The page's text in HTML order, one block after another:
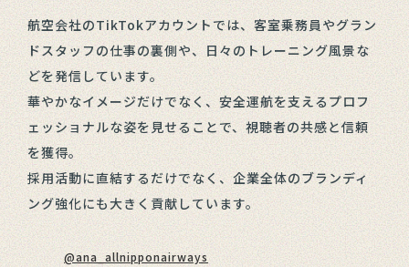
航空会社のTikTokアカウントでは、客室乗務員やグラン
ドスタッフの仕事の裏側や、日々のトレーニング風景な
どを発信しています。
華やかなイメージだけでなく、安全運航を支えるプロフ
ェッショナルな姿を見せることで、視聴者の共感と信頼
を獲得。
採用活動に直結するだけでなく、企業全体のブランディ
ング強化にも大きく貢献しています。
@ana_allnipponairways